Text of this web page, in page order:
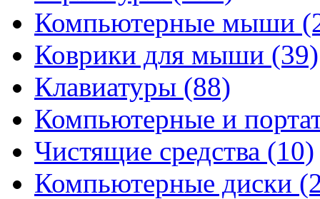
Компьютерные мыши
Коврики для мыши (39)
Клавиатуры (88)
Компьютерные и
Чистящие средства (10)
Компьютерные диски